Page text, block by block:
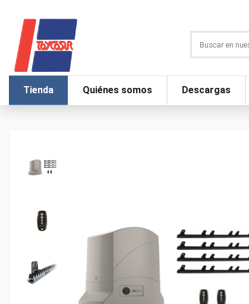
Tienda Quiénes somos Descargas